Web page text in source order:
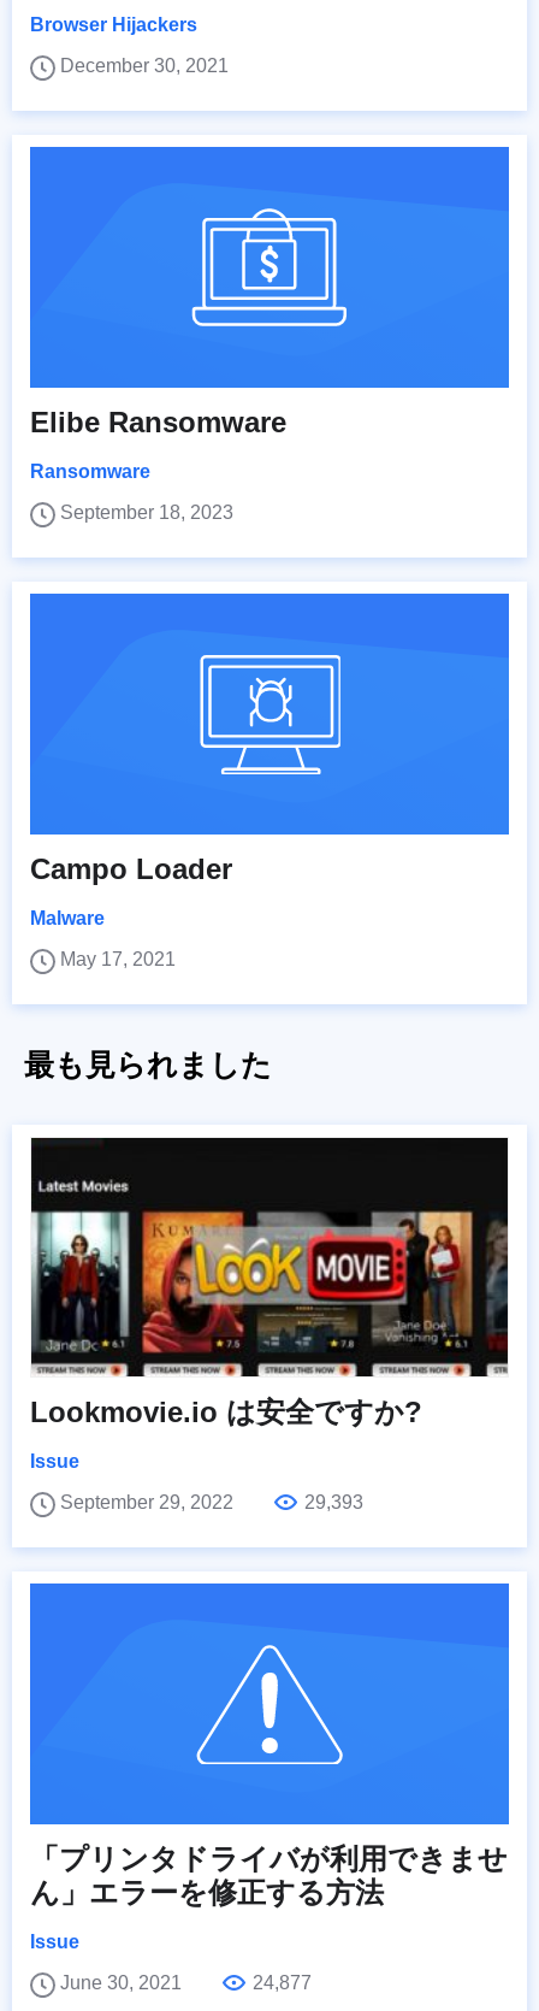
Browser Hijackers
December 30, 2021
Elibe Ransomware
Ransomware
September 18, 2023
Campo Loader
Malware
May 17, 2021
最も見られました
Lookmovie.io は安全ですか?
Issue
September 29, 2022
29,393
「プリンタドライバが利用できませ
ん」エラーを修正する方法
Issue
June 30, 2021
24,877